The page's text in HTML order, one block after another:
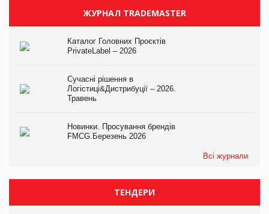
ЖУРНАЛ TRADEMASTER
Каталог Головних Проєктів
PrivateLabel – 2026
Сучасні рішення в
Логістиці&Дистрибуції – 2026.
Травень
Новинки. Просування брендів
FMCG.Березень 2026
Всі журнали
ТЕНДЕРИ